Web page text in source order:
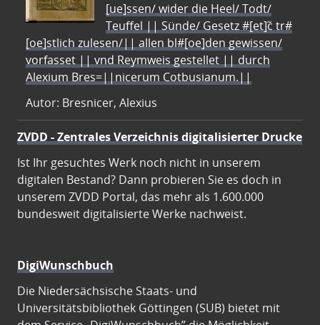
[ue]ssen/ wider die Heel/ Todt/
Teuffel || Sünde/ Gesetz #[et]c̃ tr#
[oe]stlich zulesen/|| allen bl#[oe]den gewissen/
vorfasset || vnd Reymweis gestellet || durch
Alexium Bres=||nicerum Cotbusianum.||
Autor: Bresnicer, Alexius
ZVDD - Zentrales Verzeichnis digitalisierter Drucke
Ist Ihr gesuchtes Werk noch nicht in unserem
digitalen Bestand? Dann probieren Sie es doch in
unserem ZVDD Portal, das mehr als 1.600.000
bundesweit digitalisierte Werke nachweist.
DigiWunschbuch
Die Niedersächsische Staats- und
Universitätsbibliothek Göttingen (SUB) bietet mit